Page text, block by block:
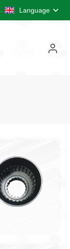
Language